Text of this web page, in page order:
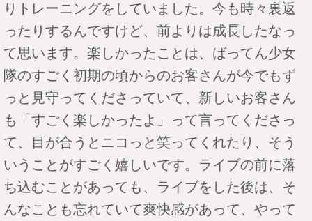
りトレーニングをしていました。今も時々裏返
ったりするんですけど、前よりは成長したなっ
て思います。楽しかったことは、ばってん少女
隊のすごく初期の頃からのお客さんが今でもず
っと見守ってくださっていて、新しいお客さん
も「すごく楽しかったよ」って言ってくださっ
て、目が合うとニコっと笑ってくれたり、そう
いうことがすごく嬉しいです。ライブの前に落
ち込むことがあっても、ライブをした後は、そ
んなことも忘れていて爽快感があって、やって